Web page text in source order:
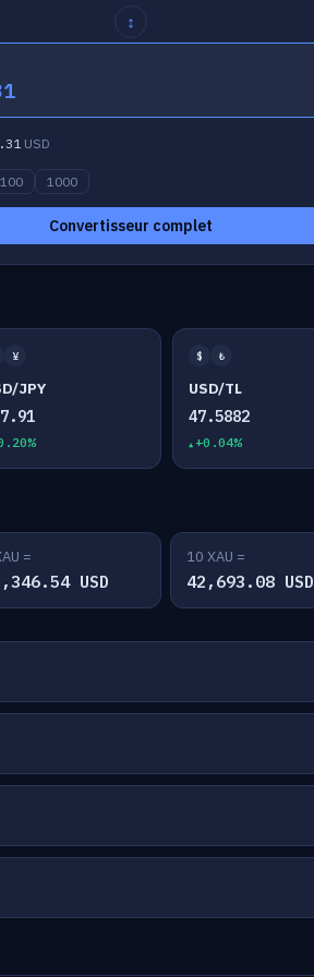
↕
USD
100 1000
Convertisseur complet
¥
JPY
$ ₺
USD/TL
47.5882
+0.04%
=
USD
10 XAU =
42,693.08 USD